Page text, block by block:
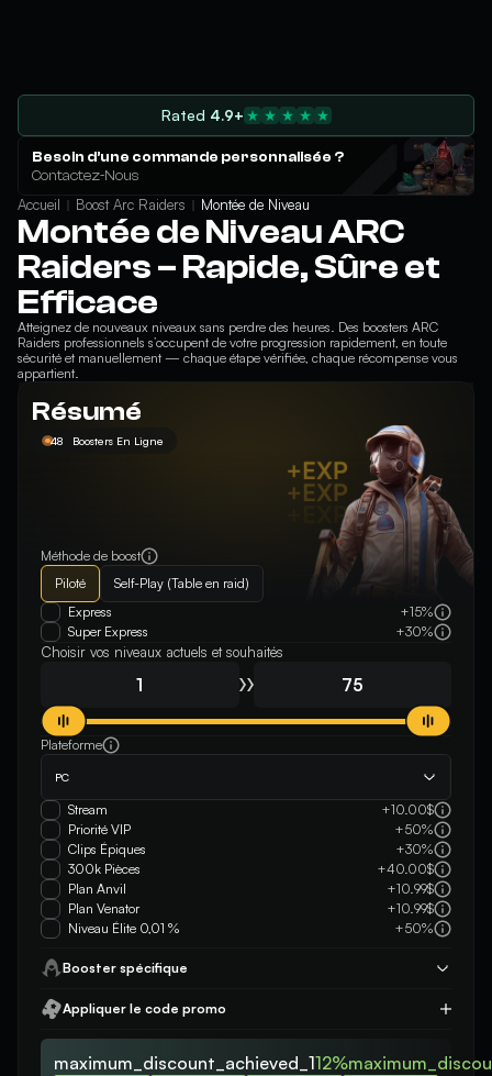
Rated 4.9+
Besoin d’une commande personnalisée ?
Contactez-Nous
Accueil Boost Arc Raiders Montée de Niveau
Montée de Niveau ARC
Raiders – Rapide, Sûre et
Efficace
Atteignez de nouveaux niveaux sans perdre des heures. Des boosters ARC
Raiders professionnels s’occupent de votre progression rapidement, en toute
sécurité et manuellement — chaque étape vérifiée, chaque récompense vous
appartient.
Résumé
48 Boosters En Ligne
Méthode de boost
Piloté
Self-Play (Table en raid)
Express
+15%
Super Express
+30%
Choisir vos niveaux actuels et souhaités
Plateforme
PC
Stream
+10.00$
Priorité VIP
+50%
Clips Épiques
+30%
300k Pièces
+40.00$
Plan Anvil
+10.99$
Plan Venator
+10.99$
Niveau Élite 0,01 %
+50%
Booster spécifique
Appliquer le code promo
maximum_discount_achieved_1